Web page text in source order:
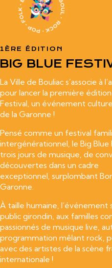
1ÈRE ÉDITION
BIG BLUE
La Ville de Bouliac s’associe à
pour lancer la première édition
Festival, un événement
de la Garonne !
Pensé comme un festival
intergénérationnel, le Big Blue
trois jours de musique, de
découvertes dans un cadre
exceptionnel, surplombant
Garonne.
À taille humaine, l’événement
public girondin, aux familles
passionnés de musique live,
programmation mêlant rock,
avec des artistes de la scène
internationale !